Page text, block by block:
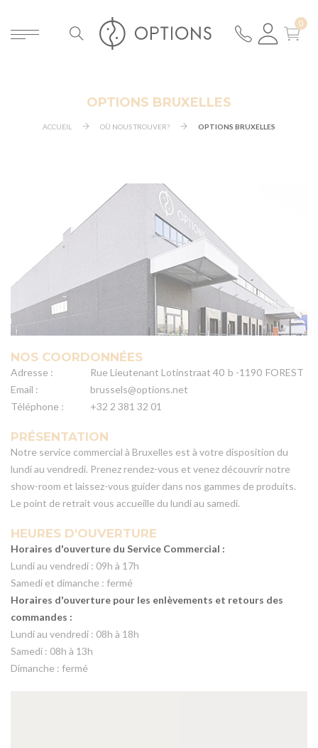
OPTIONS BRUXELLES
ACCUEIL OÙ NOUS TROUVER? OPTIONS BRUXELLES
NOS COORDONNÉES
Adresse : Rue Lieutenant Lotinstraat 40 b -1190 FOREST
Email :
brussels@options.net
Téléphone :
+32 2 381 32 01
PRÉSENTATION
Notre service commercial à Bruxelles est à votre disposition du
lundi au vendredi. Prenez rendez-vous et venez découvrir notre
show-room et laissez-vous guider dans nos gammes de produits.
Le point de retrait vous accueille du lundi au samedi.
HEURES D'OUVERTURE
Horaires d'ouverture du Service Commercial :
Lundi au vendredi : 09h à 17h
Samedi et dimanche : fermé
Horaires d'ouverture pour les enlèvements et retours des
commandes :
Lundi au vendredi : 08h à 18h
Samedi : 08h à 13h
Dimanche : fermé